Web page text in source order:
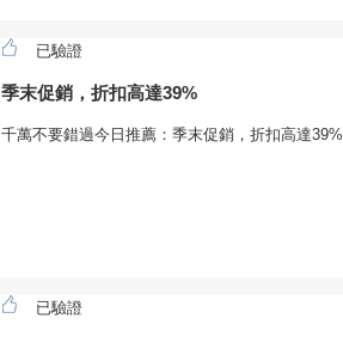
已驗證
季末促銷，折扣高達39%
千萬不要錯過今日推薦：季末促銷，折扣高達39%
已驗證